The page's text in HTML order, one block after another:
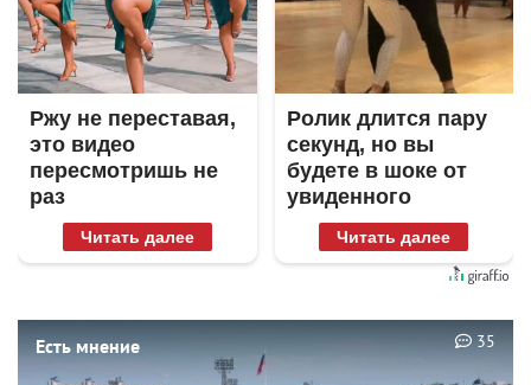
Ржу не переставая,
это видео
пересмотришь не
раз
Читать далее
Ролик длится пару
секунд, но вы
будете в шоке от
увиденного
Читать далее
Есть мнение 35